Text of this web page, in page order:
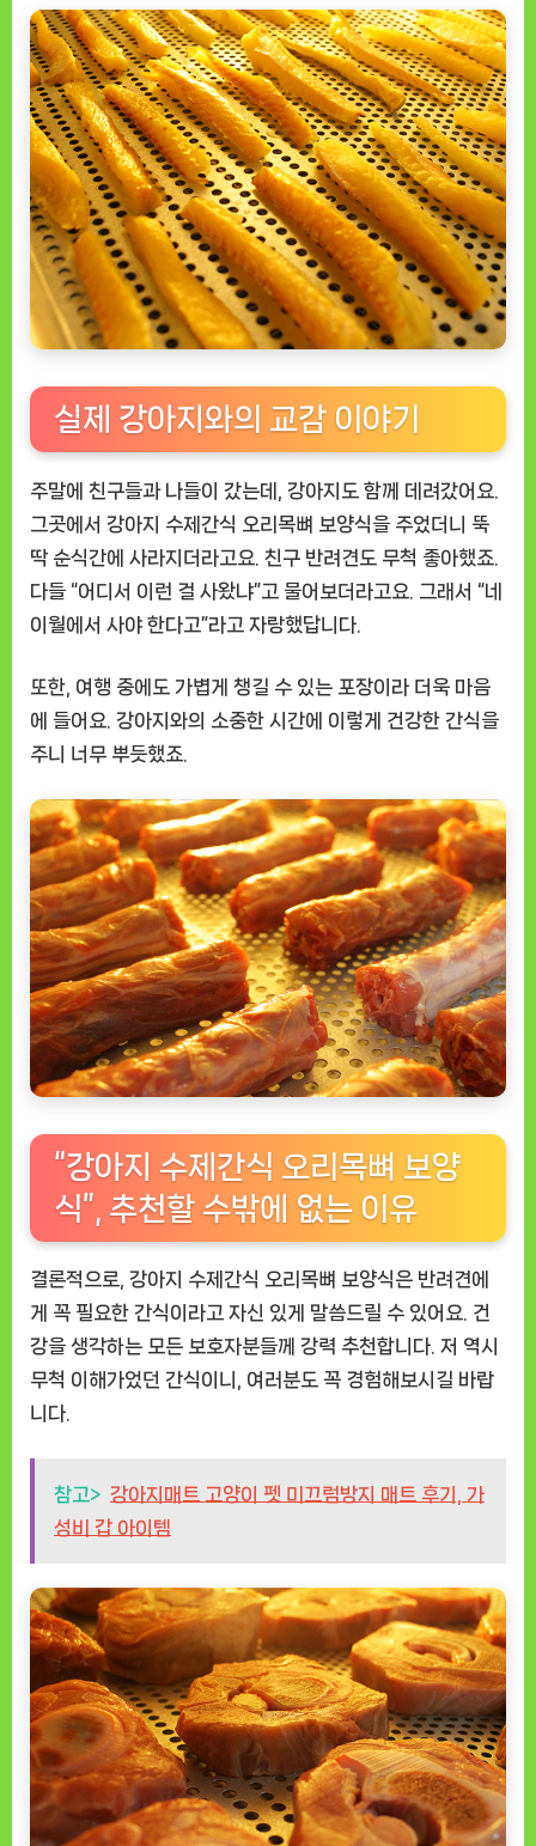
실제 강아지와의 교감 이야기
주말에 친구들과 나들이 갔는데, 강아지도 함께 데려갔어요.
그곳에서 강아지 수제간식 오리목뼈 보양식을 주었더니 뚝
딱 순식간에 사라지더라고요. 친구 반려견도 무척 좋아했죠.
다들 “어디서 이런 걸 사왔냐”고 물어보더라고요. 그래서 “네
이월에서 사야 한다고”라고 자랑했답니다.
또한, 여행 중에도 가볍게 챙길 수 있는 포장이라 더욱 마음
에 들어요. 강아지와의 소중한 시간에 이렇게 건강한 간식을
주니 너무 뿌듯했죠.
“강아지 수제간식 오리목뼈 보양
식”, 추천할 수밖에 없는 이유
결론적으로, 강아지 수제간식 오리목뼈 보양식은 반려견에
게 꼭 필요한 간식이라고 자신 있게 말씀드릴 수 있어요. 건
강을 생각하는 모든 보호자분들께 강력 추천합니다. 저 역시
무척 이해가었던 간식이니, 여러분도 꼭 경험해보시길 바랍
니다.
참고> 강아지매트 고양이 펫 미끄럼방지 매트 후기, 가
성비 갑 아이템